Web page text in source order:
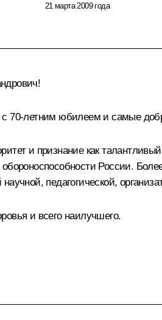
21 марта 2009 года
70-летним юбилеем и самые
и признание как
России.
педагогической,
и всего наилучшего.